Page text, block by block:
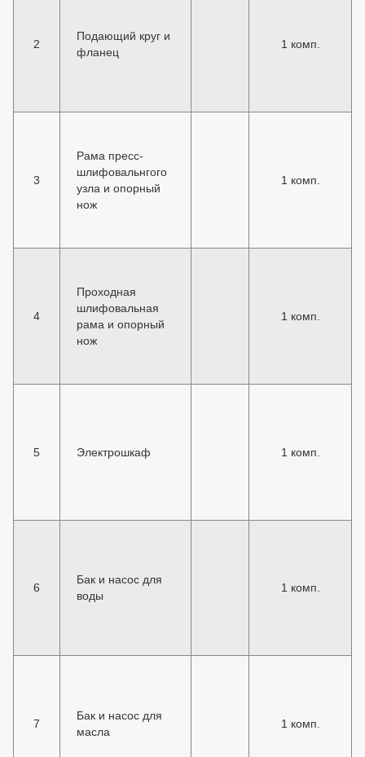
2
Подающий круг и
фланец
1 комп.
3
Рама пресс-
шлифовальнгого
узла и опорный
нож
1 комп.
4
Проходная
шлифовальная
рама и опорный
нож
1 комп.
5 Электрошкаф 1 комп.
6
Бак и насос для
воды
1 комп.
7
Бак и насос для
масла
1 комп.